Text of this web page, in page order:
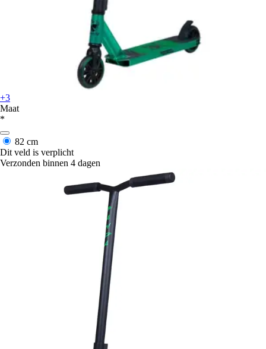
+3
Maat
*
82 cm
Dit veld is verplicht
Verzonden binnen 4 dagen